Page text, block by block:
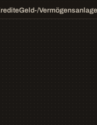
Geld-/Vermögensanlage